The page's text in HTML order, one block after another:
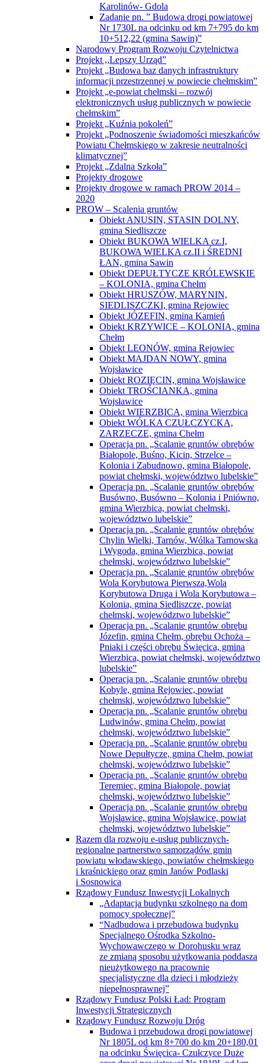
Karolinów- Gdola
Zadanie pn. ” Budowa drogi powiatowej
Nr 1730L na odcinku od km 7+795 do km
10+512,22 (gmina Sawin)”
Narodowy Program Rozwoju Czytelnictwa
Projekt ,,Lepszy Urząd”
Projekt „Budowa baz danych infrastruktury
informacji przestrzennej w powiecie chełmskim”
Projekt „e-powiat chełmski – rozwój
elektronicznych usług publicznych w powiecie
chełmskim”
Projekt „Kuźnia pokoleń”
Projekt „Podnoszenie świadomości mieszkańców
Powiatu Chełmskiego w zakresie neutralności
klimatycznej”
Projekt „Zdalna Szkoła”
Projekty drogowe
Projekty drogowe w ramach PROW 2014 –
2020
PROW – Scalenia gruntów
Obiekt ANUSIN, STASIN DOLNY,
gmina Siedliszcze
Obiekt BUKOWA WIELKA cz.I,
BUKOWA WIELKA cz.II i ŚREDNI
ŁAN, gmina Sawin
Obiekt DEPUŁTYCZE KRÓLEWSKIE
– KOLONIA, gmina Chełm
Obiekt HRUSZÓW, MARYNIN,
SIEDLISZCZKI, gmina Rejowiec
Obiekt JÓZEFIN, gmina Kamień
Obiekt KRZYWICE – KOLONIA, gmina
Chełm
Obiekt LEONÓW, gmina Rejowiec
Obiekt MAJDAN NOWY, gmina
Wojsławice
Obiekt ROZIĘCIN, gmina Wojsławice
Obiekt TROŚCIANKA, gmina
Wojsławice
Obiekt WIERZBICA, gmina Wierzbica
Obiekt WÓLKA CZUŁCZYCKA,
ZARZECZE, gmina Chełm
Operacja pn. „Scalanie gruntów obrębów
Białopole, Buśno, Kicin, Strzelce –
Kolonia i Zabudnowo, gmina Białopole,
powiat chełmski, województwo lubelskie”
Operacja pn. „Scalanie gruntów obrębów
Busówno, Busówno – Kolonia i Pniówno,
gmina Wierzbica, powiat chełmski,
województwo lubelskie”
Operacja pn. „Scalanie gruntów obrębów
Chylin Wielki, Tarnów, Wólka Tarnowska
i Wygoda, gmina Wierzbica, powiat
chełmski, województwo lubelskie”
Operacja pn. „Scalanie gruntów obrębów
Wola Korybutowa Pierwsza,Wola
Korybutowa Druga i Wola Korybutowa –
Kolonia, gmina Siedliszcze, powiat
chełmski, województwo lubelskie”
Operacja pn. „Scalanie gruntów obrębu
Józefin, gmina Chełm, obrębu Ochoża –
Pniaki i części obrębu Święcica, gmina
Wierzbica, powiat chełmski, województwo
lubelskie”
Operacja pn. „Scalanie gruntów obrębu
Kobyle, gmina Rejowiec, powiat
chełmski, województwo lubelskie”
Operacja pn. „Scalanie gruntów obrębu
Ludwinów, gmina Chełm, powiat
chełmski, województwo lubelskie”
Operacja pn. „Scalanie gruntów obrębu
Nowe Depułtycze, gmina Chełm, powiat
chełmski, województwo lubelskie”
Operacja pn. „Scalanie gruntów obrębu
Teremiec, gmina Białopole, powiat
chełmski, województwo lubelskie”
Operacja pn. „Scalanie gruntów obrębu
Wojsławice, gmina Wojsławice, powiat
chełmski, województwo lubelskie”
Razem dla rozwoju e-usług publicznych-
regionalne partnerstwo samorządów gmin
powiatu włodawskiego, powiatów chełmskiego
i kraśnickiego oraz gmin Janów Podlaski
i Sosnowica
Rządowy Fundusz Inwestycji Lokalnych
„Adaptacja budynku szkolnego na dom
pomocy społecznej”
“Nadbudowa i przebudowa budynku
Specjalnego Ośrodka Szkolno-
Wychowawczego w Dorohusku wraz
ze zmianą sposobu użytkowania poddasza
nieużytkowego na pracownie
specjalistyczne dla dzieci i młodzieży
niepełnosprawnej”
Rządowy Fundusz Polski Ład: Program
Inwestycji Strategicznych
Rządowy Fundusz Rozwoju Dróg
Budowa i przebudowa drogi powiatowej
Nr 1805L od km 8+700 do km 20+180,01
na odcinku Święcica- Czułczyce Duże